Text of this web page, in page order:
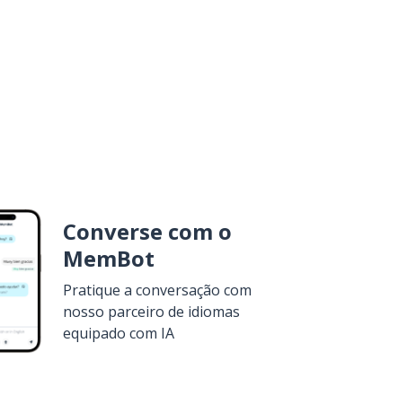
Converse com o
MemBot
Pratique a conversação com
nosso parceiro de idiomas
equipado com IA